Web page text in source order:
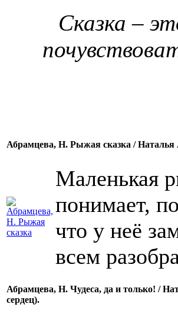
Сказка –
Абрамцева, Н. Рыжая сказка / Наталья
Маленькая
понимает,
что у неё
всем
Абрамцева, Н. Чудеса, да и только! /
сердец).